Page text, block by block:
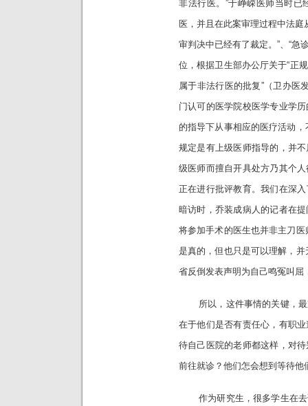
非法行医。”于峥嵘医师当时
医，并且在此案审理过程中法庭
审判决中已经有了裁定。”、“急
位，根据卫生部办公厅关于“正
属于非法行医的批复”（卫办医
门认可的医学院校医学专业学
的指导下从事相应的医疗活动
规定是有上级医师指导的，并
级医师而擅自开具处方乃其个
正在进行批评教育。我们在深
暗访时，乔装成病人的记者在
将参加手术的医生也并非主刀
是真的，但也只是可以理解，
省反倒发表声明为自己鸣冤叫屈
所以，这件事情的关键，最
在于他们是否有责任心，有职
待自己医院的老师都这样，对
前往就诊？他们怎会想到等待他
作为研究生，很多学生在去